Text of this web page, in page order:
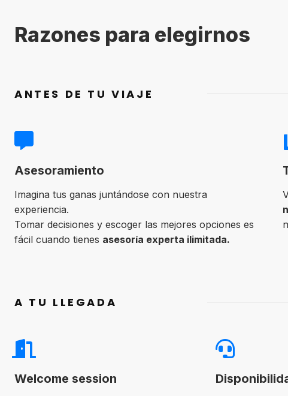
Razones para elegirnos
ANTES DE TU VIAJE
Asesoramiento
Imagina tus ganas juntándose con nuestra
experiencia.
Tomar decisiones y escoger las mejores opciones es
fácil cuando tienes asesoría experta ilimitada.
A TU LLEGADA
Welcome session